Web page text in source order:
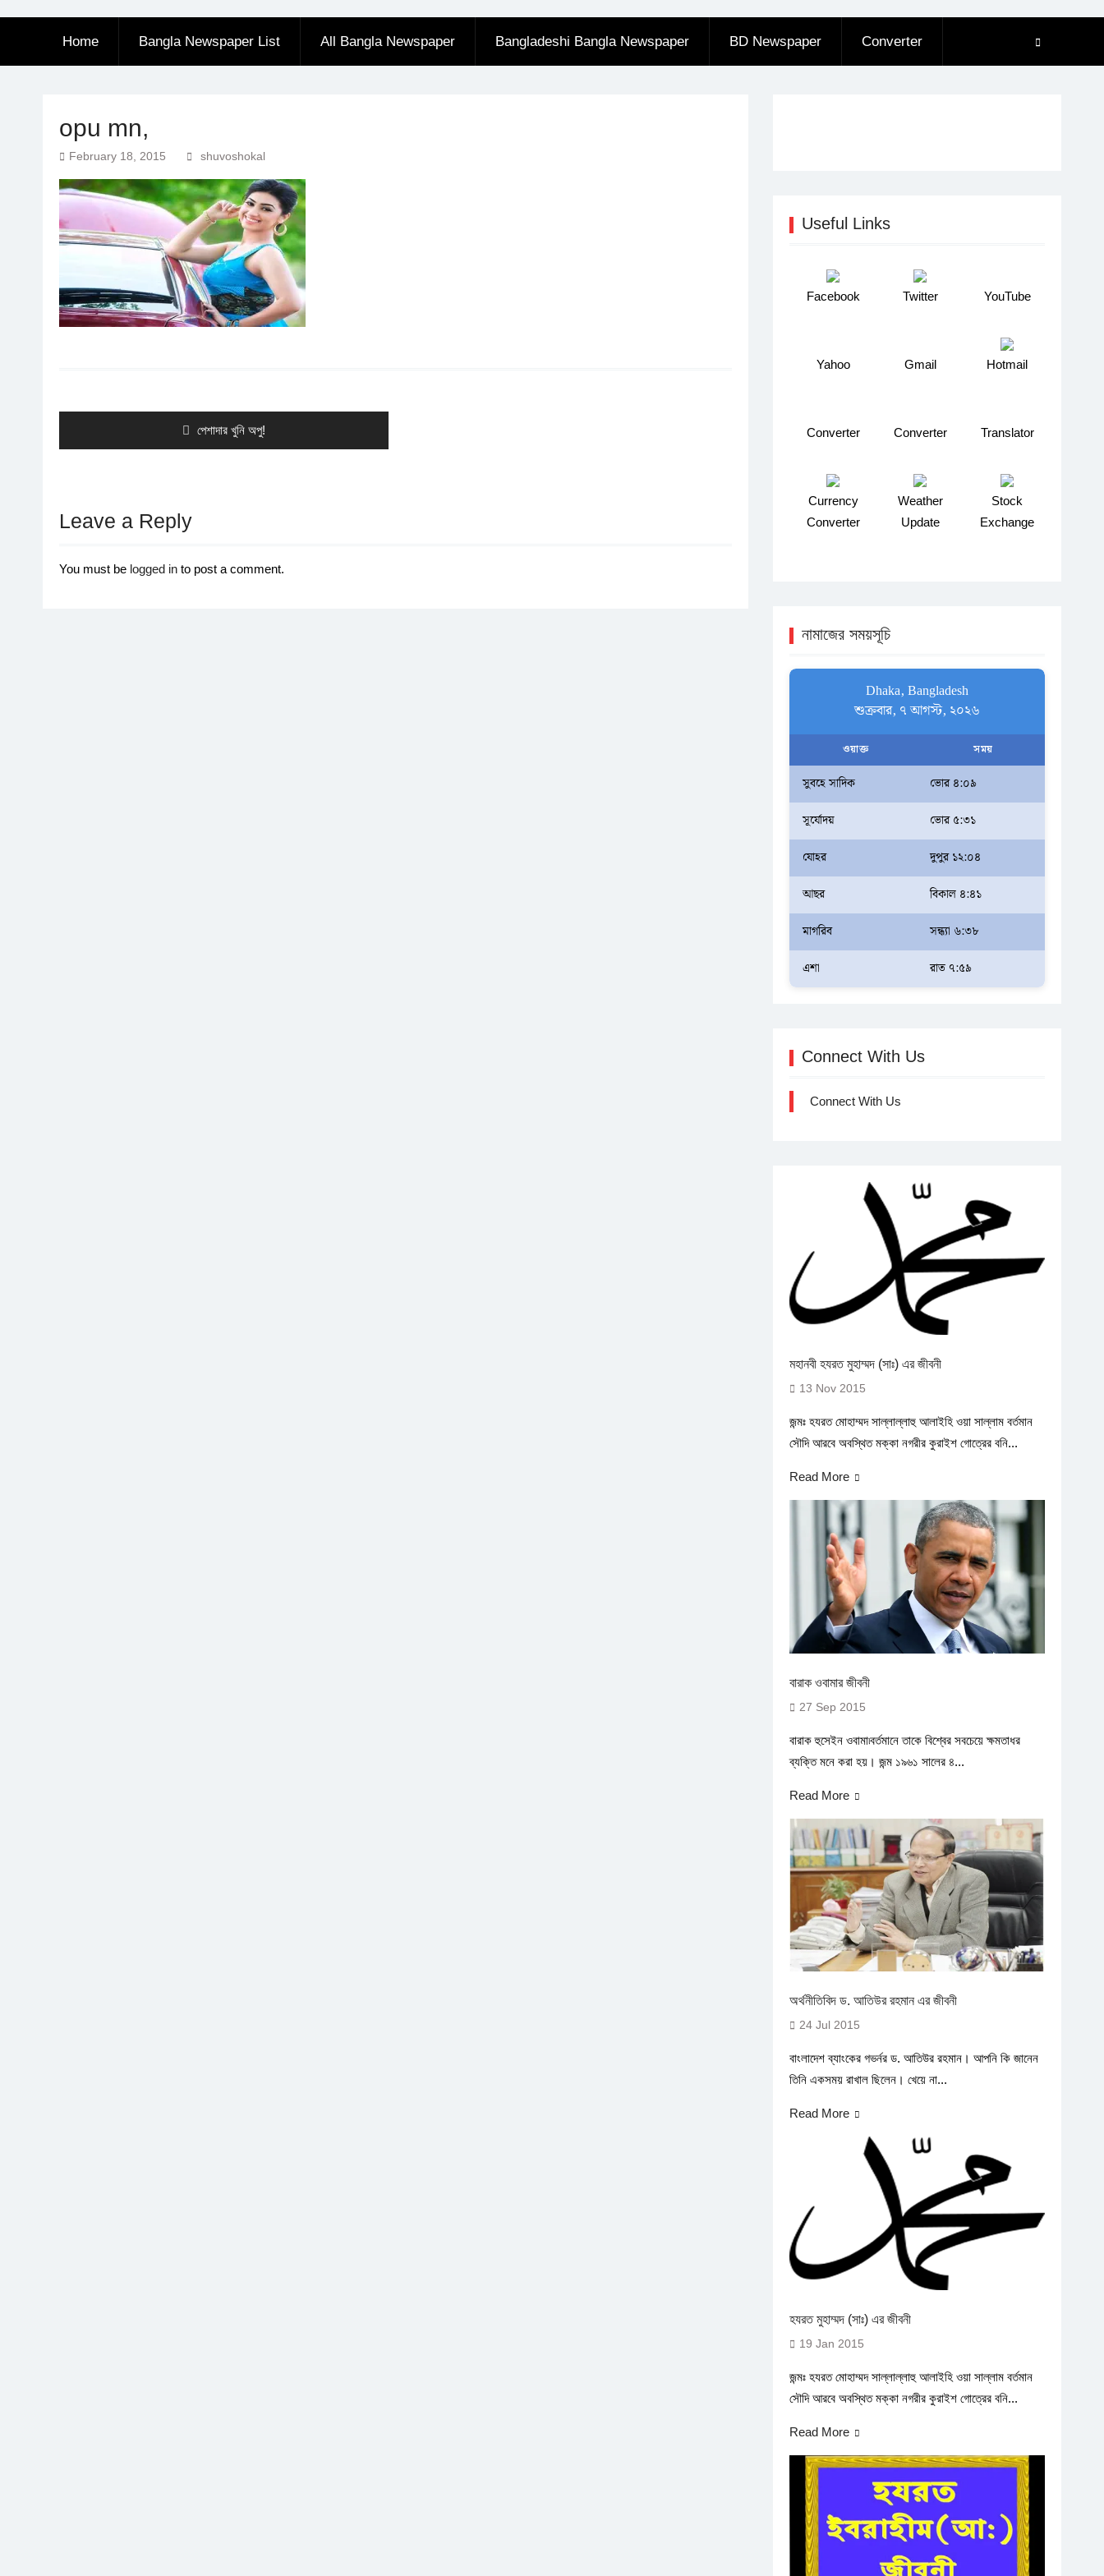
Home Bangla Newspaper List All Bangla Newspaper Bangladeshi Bangla Newspaper BD Newspaper Converter
opu mn,
February 18, 2015 shuvoshokal
Previous
post:
পেশাদার খুনি অপু!
Leave a Reply
You must be logged in to post a comment.
Useful Links
Facebook Twitter YouTube
Yahoo Gmail Hotmail
Converter Converter Translator
Currency
Converter
Weather
Update
Stock
Exchange
নামাজের সময়সূচি
Dhaka, Bangladesh
শুক্রবার, ৭ আগস্ট, ২০২৬
ওয়াক্ত সময়
সুবহে সাদিক ভোর ৪:০৯
সূর্যোদয় ভোর ৫:৩১
যোহর দুপুর ১২:০৪
আছর বিকাল ৪:৪১
মাগরিব সন্ধ্যা ৬:৩৮
এশা রাত ৭:৫৯
Connect With Us
Connect With Us
মহানবী হযরত মুহাম্মদ (সাঃ) এর জীবনী
13 Nov 2015
জন্মঃ হযরত মোহাম্মদ সাল্লাল্লাহু আলাইহি ওয়া সাল্লাম বর্তমান
সৌদি আরবে অবস্থিত মক্কা নগরীর কুরাইশ গোত্রের বনি...
Read More
বারাক ওবামার জীবনী
27 Sep 2015
বারাক হুসেইন ওবামা৷বর্তমানে তাকে বিশ্বের সবচেয়ে ক্ষমতাধর
ব্যক্তি মনে করা হয়। জন্ম ১৯৬১ সালের ৪...
Read More
অর্থনীতিবিদ ড. আতিউর রহমান এর জীবনী
24 Jul 2015
বাংলাদেশ ব্যাংকের গভর্নর ড. আতিউর রহমান। আপনি কি জানেন
তিনি একসময় রাখাল ছিলেন। খেয়ে না...
Read More
হযরত মুহাম্মদ (সাঃ) এর জীবনী
19 Jan 2015
জন্মঃ হযরত মোহাম্মদ সাল্লাল্লাহু আলাইহি ওয়া সাল্লাম বর্তমান
সৌদি আরবে অবস্থিত মক্কা নগরীর কুরাইশ গোত্রের বনি...
Read More